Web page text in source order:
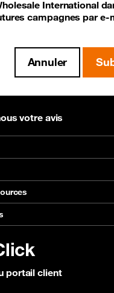
International
campagnes par e-
d'Orange
portail client
votre avis